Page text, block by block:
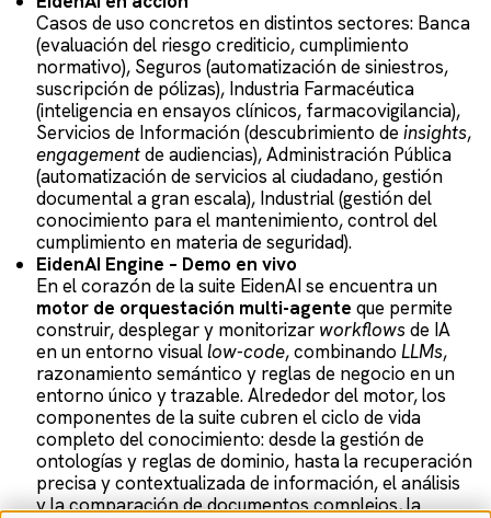
Casos de uso concretos en distintos sectores: Banca
(evaluación del riesgo crediticio, cumplimiento
normativo), Seguros (automatización de siniestros,
suscripción de pólizas), Industria Farmacéutica
(inteligencia en ensayos clínicos, farmacovigilancia),
Servicios de Información (descubrimiento deinsights,
engagementde audiencias), Administración Pública
(automatización de servicios al ciudadano, gestión
documental a gran escala), Industrial (gestión del
conocimiento para el mantenimiento, control del
cumplimiento en materia de seguridad).
EidenAI Engine – Demo en vivo
En el corazón de la suite EidenAI se encuentra un
motor de orquestación multi-agente que permite
construir, desplegar y monitorizar workflowsde IA
en un entorno visuallow-code, combinando LLMs,
razonamiento semántico y reglas de negocio en un
entorno único y trazable. Alrededor del motor, los
componentes de la suite cubren el ciclo de vida
completo del conocimiento: desde la gestión de
ontologías y reglas de dominio, hasta la recuperación
precisa y contextualizada de información, el análisis
y la comparación de documentos complejos, la